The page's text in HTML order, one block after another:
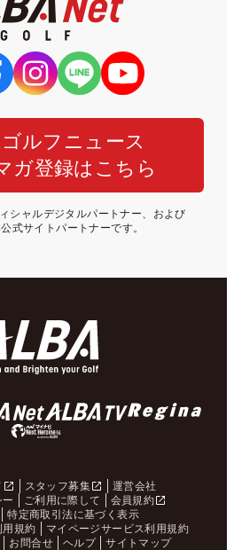
ルフニュース
ガ登録はこちら
シャルデジタルパートナー、および
式サイトパートナーです。
スタッフ募集
運営会社
ご利用に際して
会員規約
特定商取引法に基づく表示
用規約
マイページサービス利用規約
お問合せ ヘルプ サイトマップ